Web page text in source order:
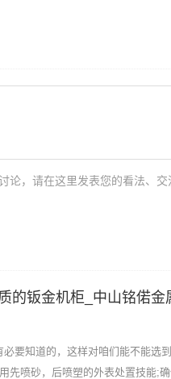
论，请在这里发表您的看法、交
的钣金机柜_中山铭偌金
要知道的，这样对咱们能不能选
先喷砂，后喷塑的外表处置技能;